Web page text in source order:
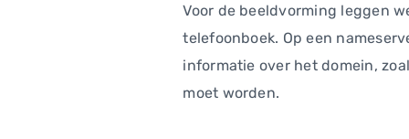
Voor de beeldvorming leggen
telefoonboek. Op een
informatie over het domein,
moet worden.